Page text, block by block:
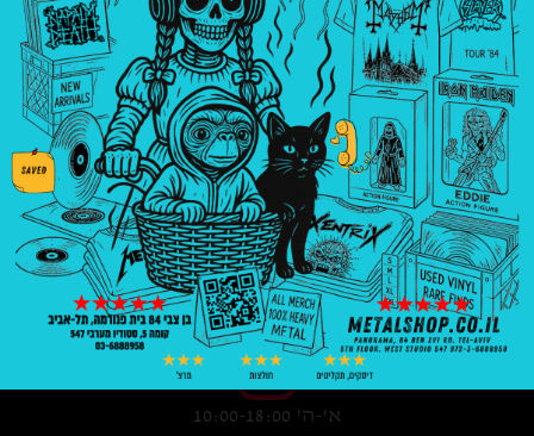
בניין פנורמה, בן צבי 84, ת"א קומה 5, סטודיו
547
03-6888958
א'-ה' 10:00-18:00